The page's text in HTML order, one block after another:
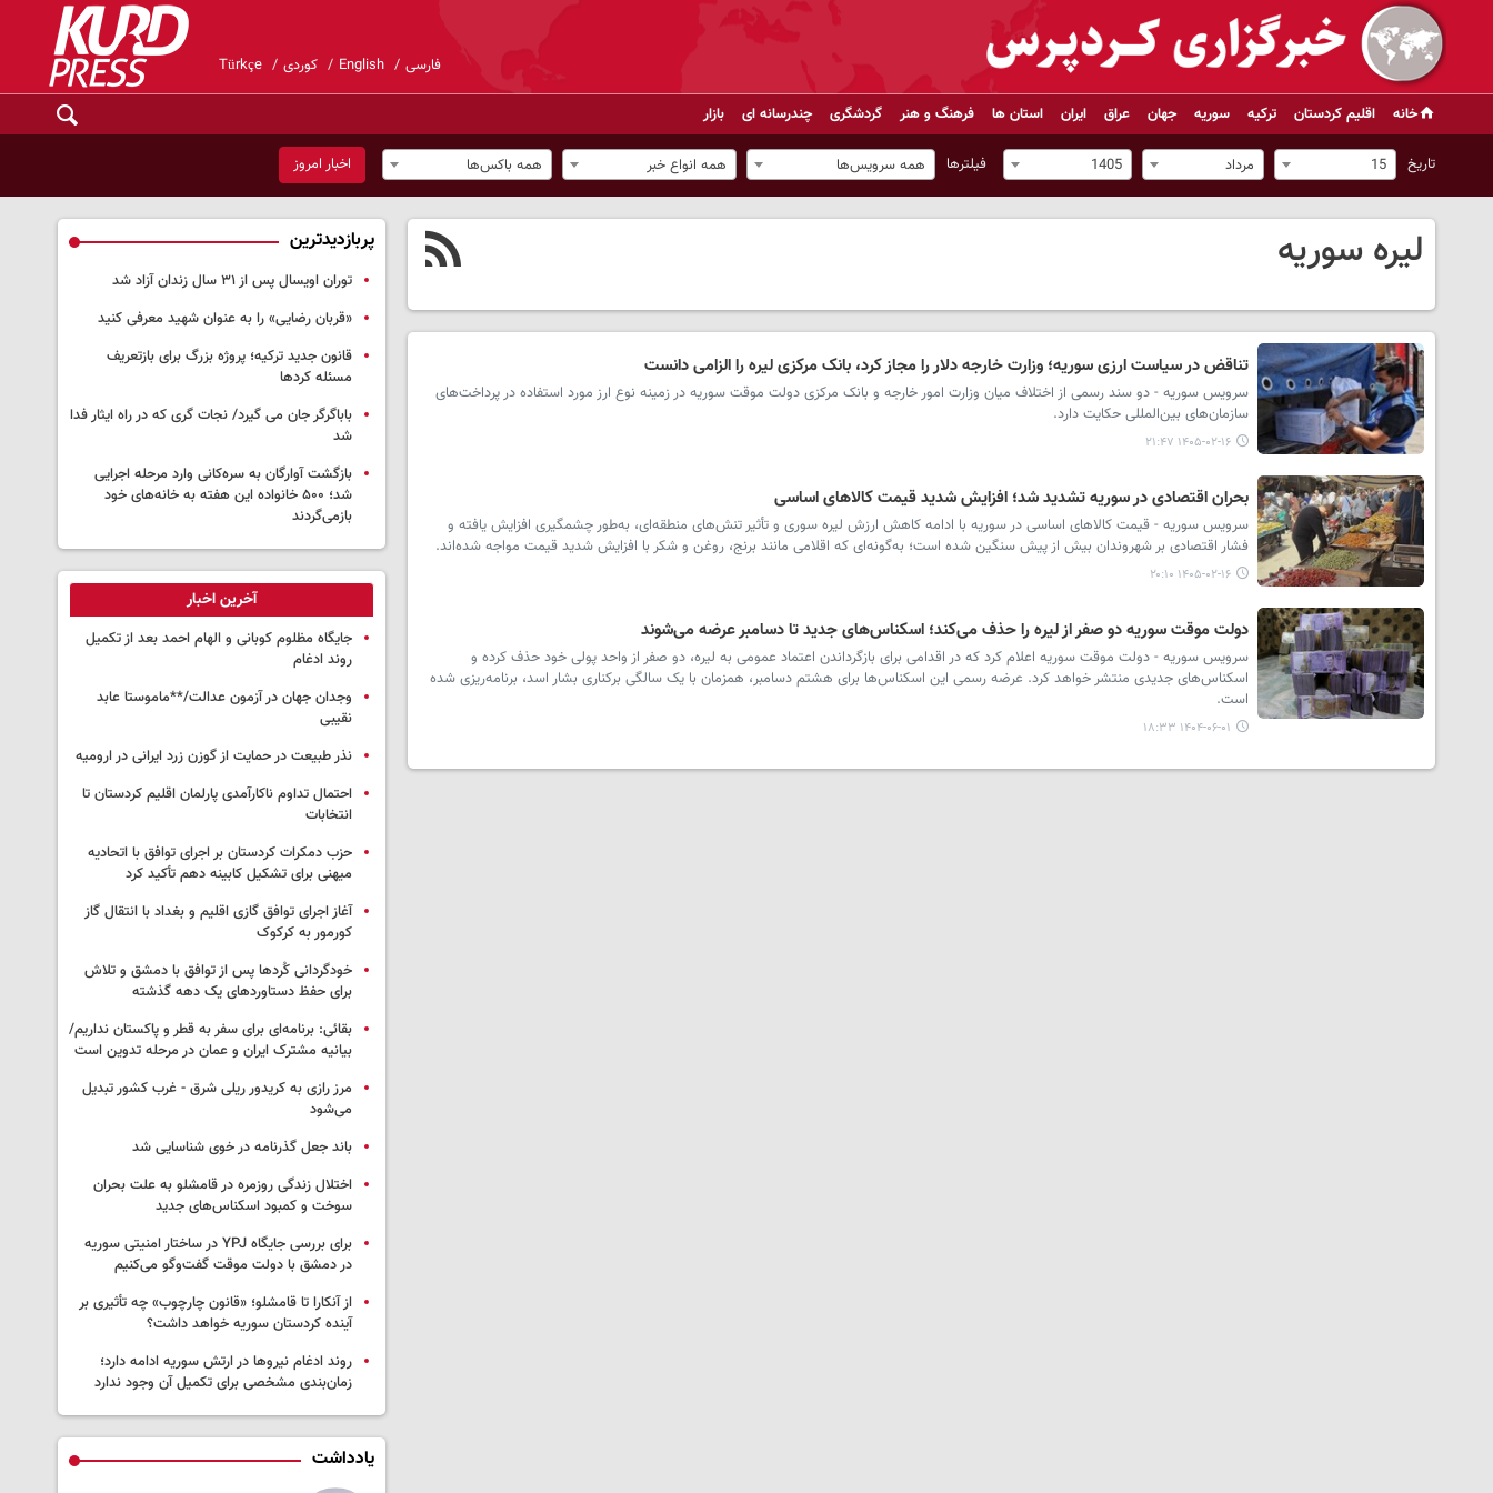
فارسی English کوردی Türkçe
خانه اقلیم کردستان ترکیه سوریه جهان عراق ایران استان ها فرهنگ و هنر گردشگری چندرسانه ای بازار
تاریخ 15 مرداد 1405 فیلترها همه سرویس‌ها همه انواع خبر همه باکس‌ها اخبار امروز
لیره سوریه
تناقض در سیاست ارزی سوریه؛ وزارت خارجه دلار را مجاز کرد، بانک مرکزی لیره را الزامی دانست
سرویس سوریه - دو سند رسمی از اختلاف میان وزارت امور خارجه و بانک مرکزی دولت موقت سوریه در زمینه نوع ارز مورد استفاده در پرداخت‌های
سازمان‌های بین‌المللی حکایت دارد.
۱۴۰۵-۰۲-۱۶ ۲۱:۴۷
بحران اقتصادی در سوریه تشدید شد؛ افزایش شدید قیمت کالاهای اساسی
سرویس سوریه - قیمت کالاهای اساسی در سوریه با ادامه کاهش ارزش لیره سوری و تأثیر تنش‌های منطقه‌ای، به‌طور چشمگیری افزایش یافته و
فشار اقتصادی بر شهروندان بیش از پیش سنگین شده است؛ به‌گونه‌ای که اقلامی مانند برنج، روغن و شکر با افزایش شدید قیمت مواجه شده‌اند.
۱۴۰۵-۰۲-۱۶ ۲۰:۱۰
دولت موقت سوریه دو صفر از لیره را حذف می‌کند؛ اسکناس‌های جدید تا دسامبر عرضه می‌شوند
سرویس سوریه - دولت موقت سوریه اعلام کرد که در اقدامی برای بازگرداندن اعتماد عمومی به لیره، دو صفر از واحد پولی خود حذف کرده و
اسکناس‌های جدیدی منتشر خواهد کرد. عرضه رسمی این اسکناس‌ها برای هشتم دسامبر، همزمان با یک سالگی برکناری بشار اسد، برنامه‌ریزی شده
است.
۱۴۰۴-۰۶-۰۱ ۱۸:۳۳
پربازدیدترین
توران اویسال پس از ۳۱ سال زندان آزاد شد
«قربان رضایی» را به عنوان شهید معرفی کنید
قانون جدید ترکیه؛ پروژه بزرگ‌ برای بازتعریف
مسئله کردها
باباگرگر جان می گیرد/ نجات گری که در راه ایثار فدا
شد
بازگشت آوارگان به سره‌کانی وارد مرحله اجرایی
شد؛ ۵۰۰ خانواده این هفته به خانه‌های خود
بازمی‌گردند
آخرین اخبار
جایگاه مظلوم کوبانی و الهام احمد بعد از تکمیل
روند ادغام
وجدان جهان در آزمون عدالت/**ماموستا عابد
نقیبی
نذر طبیعت در حمایت از گوزن زرد ایرانی در ارومیه
احتمال تداوم ناکارآمدی پارلمان اقلیم کردستان تا
انتخابات
حزب دمکرات کردستان بر اجرای توافق با اتحادیه
میهنی برای تشکیل کابینه دهم تأکید کرد
آغاز اجرای توافق گازی اقلیم و بغداد با انتقال گاز
کورمور به کرکوک
خودگردانی کُردها پس از توافق با دمشق و تلاش
برای حفظ دستاوردهای یک دهه گذشته
بقائی: برنامه‌ای برای سفر به قطر و پاکستان نداریم/
بیانیه مشترک ایران و عمان در مرحله تدوین است
مرز رازی به کریدور ریلی شرق - غرب کشور تبدیل
می‌شود
باند جعل گذرنامه در خوی شناسایی شد
اختلال زندگی روزمره در قامشلو به علت بحران
سوخت و کمبود اسکناس‌های جدید
برای بررسی جایگاه YPJ در ساختار امنیتی سوریه
در دمشق با دولت موقت گفت‌وگو می‌کنیم
از آنکارا تا قامشلو؛ «قانون چارچوب» چه تأثیری بر
آینده کردستان سوریه خواهد داشت؟
روند ادغام نیروها در ارتش سوریه ادامه دارد؛
زمان‌بندی مشخصی برای تکمیل آن وجود ندارد
یادداشت